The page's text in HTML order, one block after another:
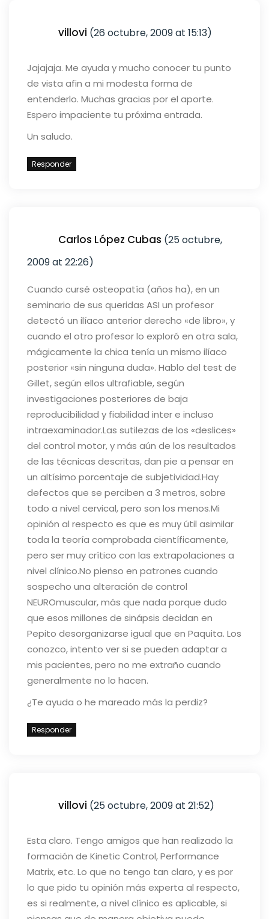
villovi (26 octubre, 2009 at 15:13)
Jajajaja. Me ayuda y mucho conocer tu punto
de vista afin a mi modesta forma de
entenderlo. Muchas gracias por el aporte.
Espero impaciente tu próxima entrada.
Un saludo.
Responder
Carlos López Cubas (25 octubre,
2009 at 22:26)
Cuando cursé osteopatía (años ha), en un
seminario de sus queridas ASI un profesor
detectó un ilíaco anterior derecho «de libro», y
cuando el otro profesor lo exploró en otra sala,
mágicamente la chica tenía un mismo ilíaco
posterior «sin ninguna duda». Hablo del test de
Gillet, según ellos ultrafiable, según
investigaciones posteriores de baja
reproducibilidad y fiabilidad inter e incluso
intraexaminador.Las sutilezas de los «deslices»
del control motor, y más aún de los resultados
de las técnicas descritas, dan pie a pensar en
un altísimo porcentaje de subjetividad.Hay
defectos que se perciben a 3 metros, sobre
todo a nivel cervical, pero son los menos.Mi
opinión al respecto es que es muy útil asimilar
toda la teoría comprobada científicamente,
pero ser muy crítico con las extrapolaciones a
nivel clínico.No pienso en patrones cuando
sospecho una alteración de control
NEUROmuscular, más que nada porque dudo
que esos millones de sinápsis decidan en
Pepito desorganizarse igual que en Paquita. Los
conozco, intento ver si se pueden adaptar a
mis pacientes, pero no me extraño cuando
generalmente no lo hacen.
¿Te ayuda o he mareado más la perdiz?
Responder
villovi (25 octubre, 2009 at 21:52)
Esta claro. Tengo amigos que han realizado la
formación de Kinetic Control, Performance
Matrix, etc. Lo que no tengo tan claro, y es por
lo que pido tu opinión más experta al respecto,
es si realmente, a nivel clínico es aplicable, si